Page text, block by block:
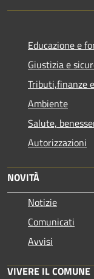
Educazione e
Giustizia e
Tributi,finanze
Ambiente
Salute,
Autorizzazioni
NOVITÀ
Notizie
Comunicati
Avvisi
VIVERE IL COMUNE